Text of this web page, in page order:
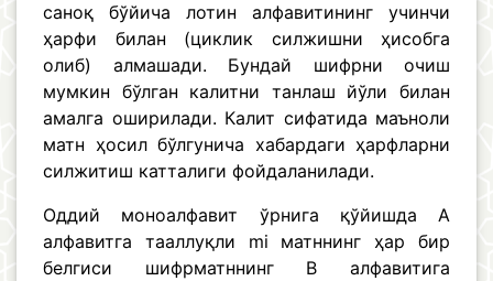
саноқ бўйича лотин алфавитининг учинчи
ҳарфи билан (циклик силжишни ҳисобга
олиб) алмашади. Бундай шифрни очиш
мумкин бўлган калитни танлаш йўли билан
амалга оширилади. Калит сифатида маъноли
матн ҳосил бўлгунича хабардаги ҳарфларни
силжитиш катталиги фойдаланилади.
Оддий моноалфавит ўрнига қўйишда А
алфавитга тааллуқли mi матннинг ҳар бир
белгиси шифрматннинг В алфавитига